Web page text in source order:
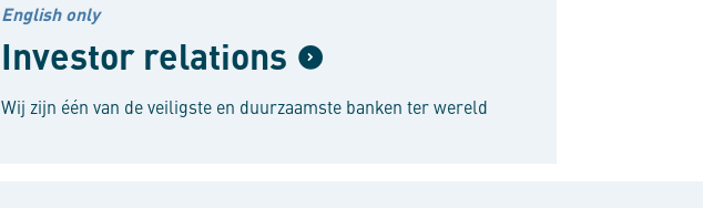
English only
Investor relations
Wij zijn één van de veiligste en duurzaamste banken ter wereld